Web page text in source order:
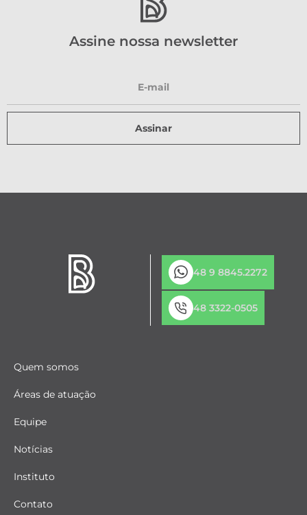
Assine nossa newsletter
Assinar
48 9 8845.2272
48 3322-0505
Quem somos
Áreas de atuação
Equipe
Notícias
Instituto
Contato